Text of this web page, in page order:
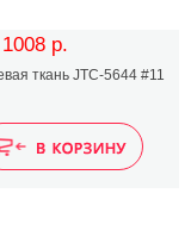
1008 р.
ткань JTC-5644 #11